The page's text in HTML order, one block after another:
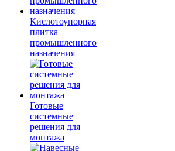
Кислотоупорная
плитка
промышленного
назначения
Готовые
системные
решения для
монтажа